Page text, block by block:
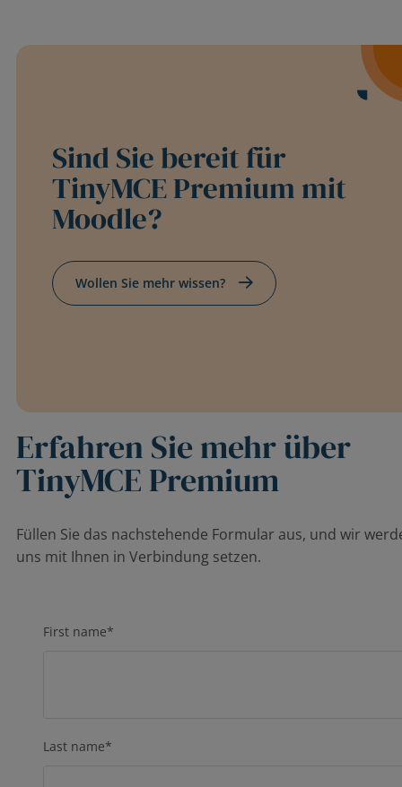
Sind Sie bereit für
TinyMCE Premium mit
Moodle?
Wollen Sie mehr wissen?
Erfahren Sie mehr über
TinyMCE Premium
Füllen Sie das nachstehende Formular aus, und wir
uns mit Ihnen in Verbindung setzen.
First name*
Last name*